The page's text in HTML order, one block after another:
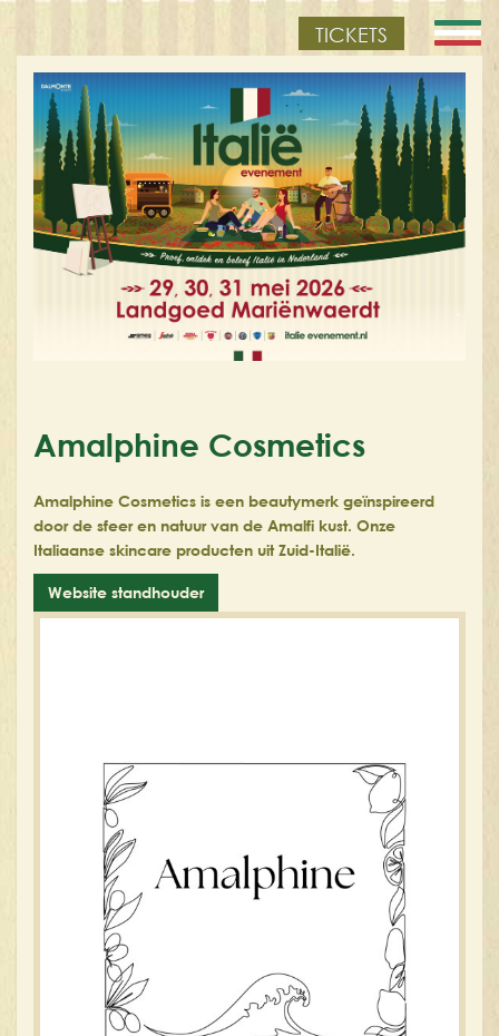
TICKETS
Amalphine Cosmetics
Amalphine Cosmetics is een beautymerk geïnspireerd
door de sfeer en natuur van de Amalfi kust. Onze
Italiaanse skincare producten uit Zuid-Italië.
Website standhouder